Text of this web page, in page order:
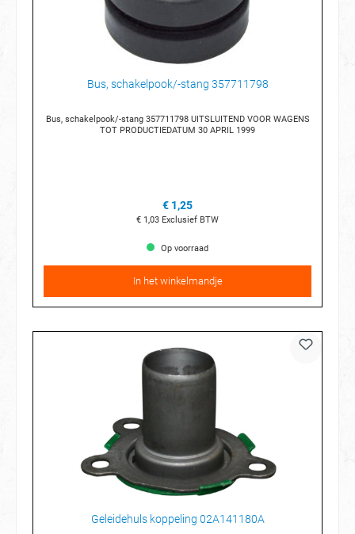
Bus, schakelpook/-stang 357711798
Bus, schakelpook/-stang 357711798 UITSLUITEND VOOR WAGENS
TOT PRODUCTIEDATUM 30 APRIL 1999
€ 1,25
€ 1,03 Exclusief BTW
Op voorraad
In het winkelmandje
Geleidehuls koppeling 02A141180A